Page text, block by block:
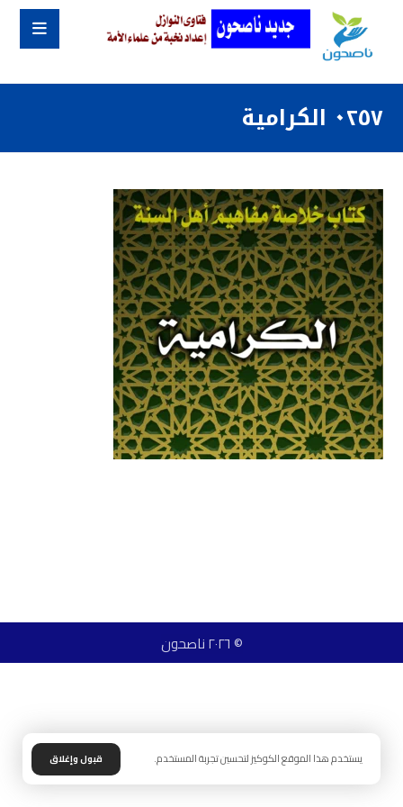
٠٢٥٧ الكرامية
© ٢٠٢٦ ناصحون
يستخدم هذا الموقع الكوكيز لتحسين تجربة المستخدم. قبول وإغلاق